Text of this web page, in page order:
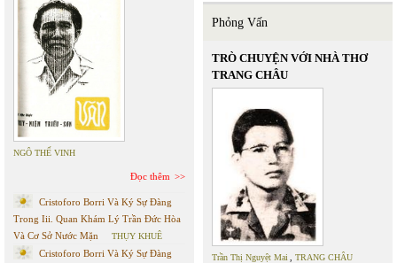
NGÔ THẾ VINH
Đọc thêm
Cristoforo Borri Và Ký Sự Đàng
Trong Iii. Quan Khám Lý Trần Đức Hòa
Và Cơ Sở Nước Mặn
THỤY KHUÊ
Cristoforo Borri Và Ký Sự Đàng
Phỏng Vấn
TRÒ CHUYỆN VỚI NHÀ THƠ
TRANG CHÂU
Trần Thị Nguyệt Mai TRANG CHÂU